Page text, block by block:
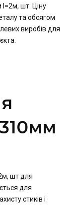
шт. Ціну
та обсягом
виробів для
шт для
для
стиків і